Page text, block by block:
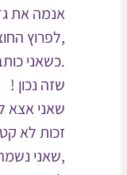
אנמה את גדולה
,לפרוץ החוצה
.כשאני כותבת
שזה נכון !
שאני אצא לאור
זכות לא קטנה
,שאני נשמה